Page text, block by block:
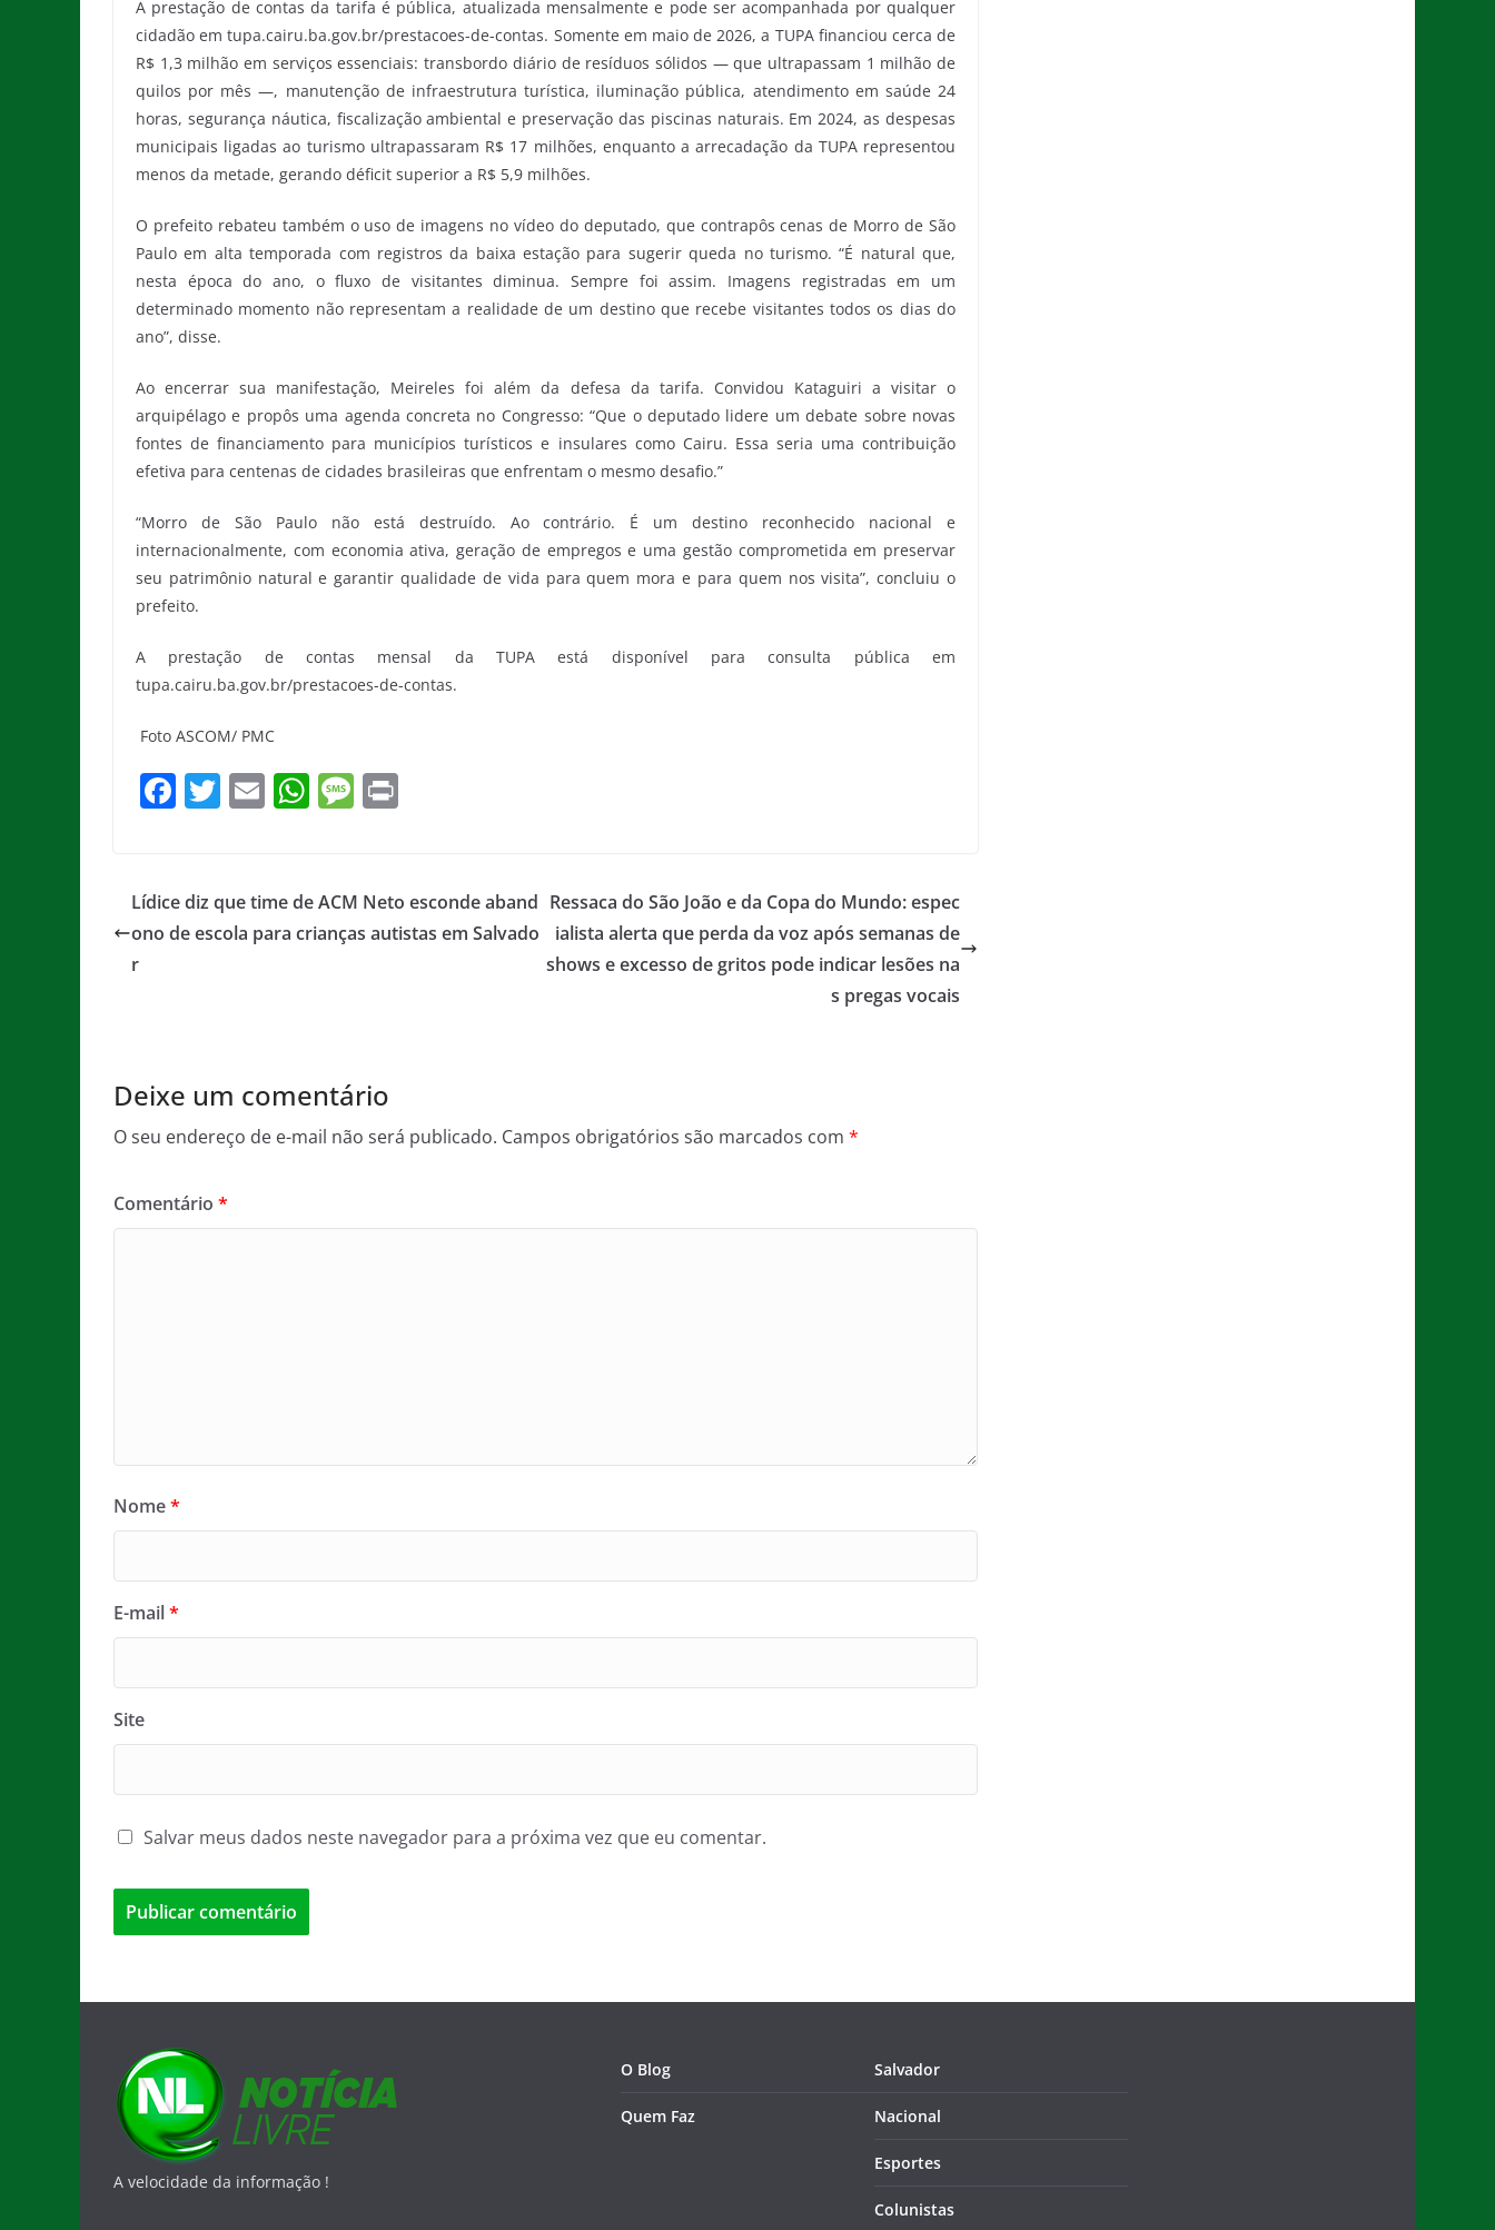
A prestação de contas da tarifa é pública, atualizada mensalmente e pode ser acompanhada por qualquer
cidadão em tupa.cairu.ba.gov.br/prestacoes-de-contas. Somente em maio de 2026, a TUPA financiou cerca de
R$ 1,3 milhão em serviços essenciais: transbordo diário de resíduos sólidos — que ultrapassam 1 milhão de
quilos por mês —, manutenção de infraestrutura turística, iluminação pública, atendimento em saúde 24
horas, segurança náutica, fiscalização ambiental e preservação das piscinas naturais. Em 2024, as despesas
municipais ligadas ao turismo ultrapassaram R$ 17 milhões, enquanto a arrecadação da TUPA representou
menos da metade, gerando déficit superior a R$ 5,9 milhões.
O prefeito rebateu também o uso de imagens no vídeo do deputado, que contrapôs cenas de Morro de São
Paulo em alta temporada com registros da baixa estação para sugerir queda no turismo. “É natural que,
nesta época do ano, o fluxo de visitantes diminua. Sempre foi assim. Imagens registradas em um
determinado momento não representam a realidade de um destino que recebe visitantes todos os dias do
ano”, disse.
Ao encerrar sua manifestação, Meireles foi além da defesa da tarifa. Convidou Kataguiri a visitar o
arquipélago e propôs uma agenda concreta no Congresso: “Que o deputado lidere um debate sobre novas
fontes de financiamento para municípios turísticos e insulares como Cairu. Essa seria uma contribuição
efetiva para centenas de cidades brasileiras que enfrentam o mesmo desafio.”
“Morro de São Paulo não está destruído. Ao contrário. É um destino reconhecido nacional e
internacionalmente, com economia ativa, geração de empregos e uma gestão comprometida em preservar
seu patrimônio natural e garantir qualidade de vida para quem mora e para quem nos visita”, concluiu o
prefeito.
A prestação de contas mensal da TUPA está disponível para consulta pública em
tupa.cairu.ba.gov.br/prestacoes-de-contas.
Foto ASCOM/ PMC
F
e
b
T
er
E
l
W
s
A
M
a
g
Lídice diz que time de ACM Neto esconde aband
ono de escola para crianças autistas em Salvado
r
Ressaca do São João e da Copa do Mundo: espec
ialista alerta que perda da voz após semanas de
shows e excesso de gritos pode indicar lesões na
s pregas vocais
Deixe um comentário
O seu endereço de e-mail não será publicado. Campos obrigatórios são marcados com *
Comentário *
Nome*
E-mail*
Site
Salvar meus dados neste navegador para a próxima vez que eu comentar.
A velocidade da informação !
O Blog
Quem Faz
Salvador
Nacional
Esportes
Colunistas